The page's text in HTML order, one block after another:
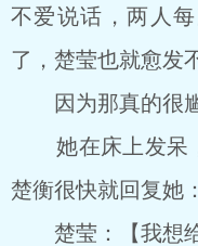
不爱说话，两人
了，楚莹也就愈发
因为那真的很尴
她在床上发呆，
楚衡很快就回复她
楚莹：【我想给